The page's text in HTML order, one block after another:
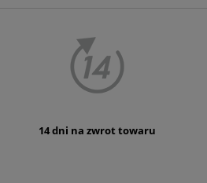
14 dni na zwrot towaru